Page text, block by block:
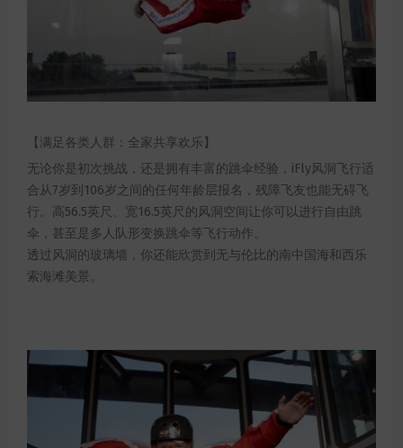
【满足各类人群：全家共享欢乐】
无论你是初次挑战，还是拥有丰富的跳伞经验，iFly风洞飞行适
合从7岁到106岁之间的任何年龄层报名，残障飞友也能无碍飞
行。高56.5英尺、宽16.5英尺的风洞空间让你可以进行自由跳
伞，甚至是多人队形变换跳伞等飞行动作。
透过风洞的玻璃墙，你还能欣赏到无与伦比的南中国海和西乐
索海滩美景。